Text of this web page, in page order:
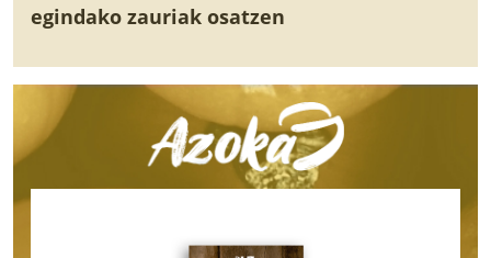
egindako zauriak osatzen